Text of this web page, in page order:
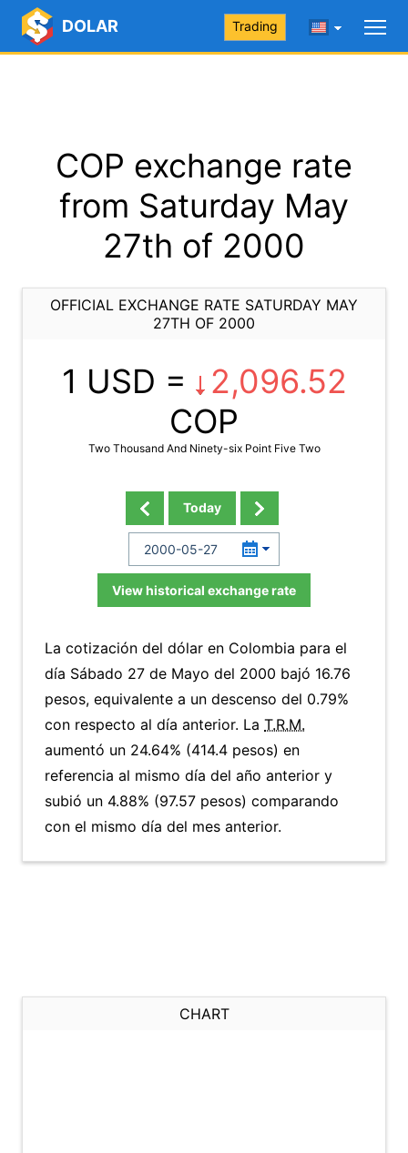
DOLAR Trading
COP exchange rate
from Saturday May
27th of 2000
OFFICIAL EXCHANGE RATE SATURDAY MAY
27TH OF 2000
1 USD =
2,096.52
COP
Two Thousand And Ninety-six Point Five Two
Today
View historical exchange rate
La cotización del dólar en Colombia para el
día Sábado 27 de Mayo del 2000 bajó 16.76
pesos, equivalente a un descenso del 0.79%
con respecto al día anterior. La T.R.M.
aumentó un 24.64% (414.4 pesos) en
referencia al mismo día del año anterior y
subió un 4.88% (97.57 pesos) comparando
con el mismo día del mes anterior.
CHART